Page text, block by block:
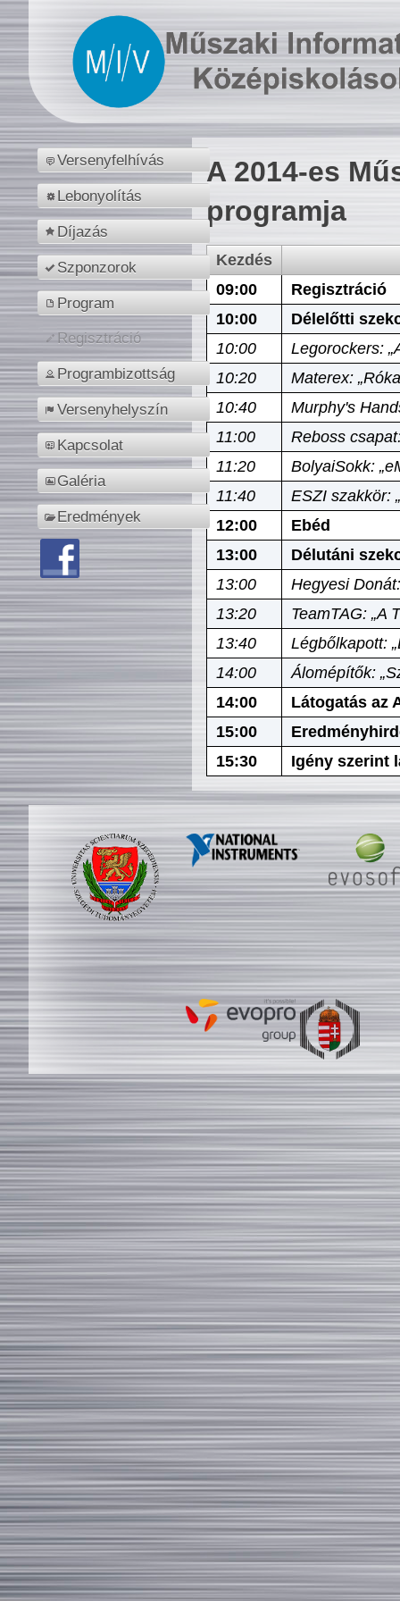
Versenyfelhívás
Lebonyolítás
Díjazás
Szponzorok
Program
Regisztráció
Programbizottság
Versenyhelyszín
Kapcsolat
Galéria
Eredmények
A 2014-es
programja
Kezdés
09:00
Regisztráció
10:00
Délelőtti
10:00
Legorockers:
10:20
Materex:
10:40
Murphy's
11:00
Reboss
11:20
BolyaiSokk:
11:40
ESZI szakkör:
12:00
Ebéd
13:00
Délutáni
13:00
Hegyesi
13:20
TeamTAG: „A
13:40
Légbőlkapott:
14:00
Álomépítők:
14:00
Látogatás az
15:00
15:30
Igény szerint